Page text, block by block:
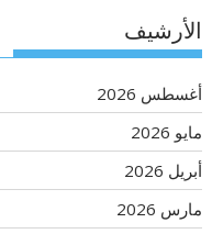
الأرشيف
أغسطس 2026
مايو 2026
أبريل 2026
مارس 2026